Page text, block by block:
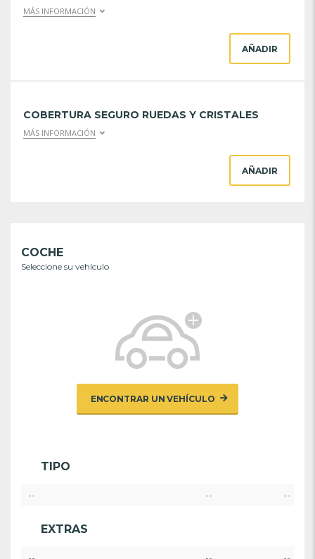
MÁS INFORMACIÓN
AÑADIR
COBERTURA SEGURO RUEDAS Y CRISTALES
MÁS INFORMACIÓN
AÑADIR
COCHE
Seleccione su vehículo
ENCONTRAR UN VEHÍCULO
TIPO
-- -- --
EXTRAS